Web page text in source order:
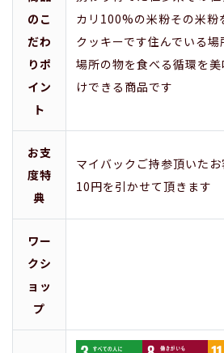
のこ
だわ
りポ
イン
ト
カリ100%の米粉その米粉
クッキーです住んでいる
場所の物を食べる循環を
けできる商品です
お支
度特
典
マイバックご持参頂いた
10円を引かせて頂きます
ワー
クシ
ョッ
プ